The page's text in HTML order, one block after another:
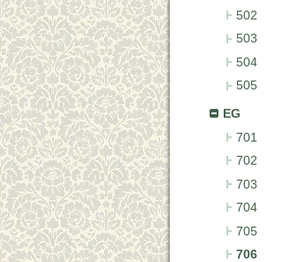
502
503
504
505
EG
701
702
703
704
705
706